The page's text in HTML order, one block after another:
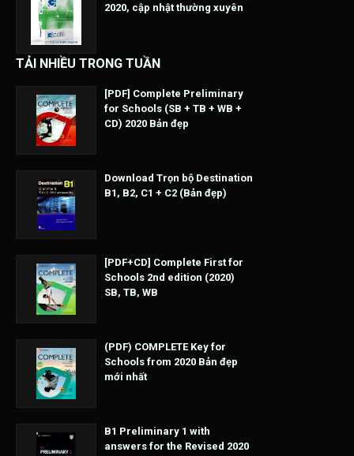
2020, cập nhật thường xuyên
TẢI NHIỀU TRONG TUẦN
[PDF] Complete Preliminary
for Schools (SB + TB + WB +
CD) 2020 Bản đẹp
Download Trọn bộ Destination
B1, B2, C1 + C2 (Bản đẹp)
[PDF+CD] Complete First for
Schools 2nd edition (2020)
SB, TB, WB
(PDF) COMPLETE Key for
Schools from 2020 Bản đẹp
mới nhất
B1 Preliminary 1 with
answers for the Revised 2020